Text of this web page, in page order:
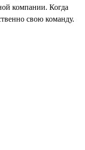
компании. Когда
свою команду.